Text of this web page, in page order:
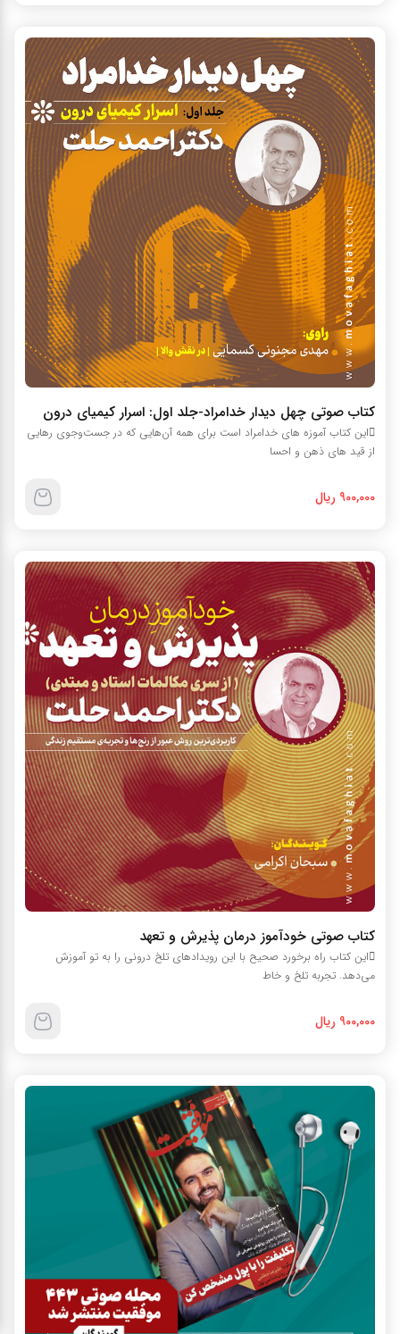
کتاب صوتي چهل ديدار خدامراد-جلد اول: اسرار کيمياي درون
اين کتاب آموزه هاي خدامراد است براي همه آن‌هايي که در جست‌وجوي رهايي
از قيد هاي ذهن و احسا
900,000 ریال
کتاب صوتي خودآموز درمان پذيرش و تعهد
اين کتاب راه برخورد صحيح با اين رويدادهاي تلخ دروني را به تو آموزش
مي‌دهد. تجربه تلخ و خاط
900,000 ریال